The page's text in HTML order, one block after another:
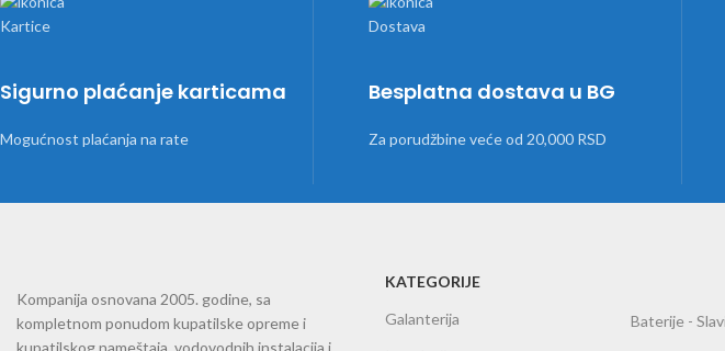
Sigurno plaćanje karticama
Mogućnost plaćanja na rate
Besplatna dostava u BG
Za porudžbine veće od 20,000 RSD
Kompanija osnovana 2005. godine, sa
kompletnom ponudom kupatilske opreme i
kupatilskog nameštaja, vodovodnih instalacija i
KATEGORIJE
Galanterija
Baterije -